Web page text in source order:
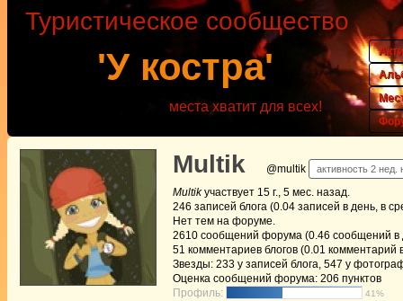
'У костра'
Туристическое сообщество
места хватит для всех!
Multik @multik активность 2 нед.
Multikучаствует 15 г., 5 мес. назад.
246 записей блога (0.04 записей в день, в
Нет тем на форуме.
2610 сообщений форума (0.46 сообщений в
51 комментариев блогов (0.01 комментарий
Звезды: 233 у записей блога, 547 у
Оценка сообщений форума: 206 пунктов
Профиль:
41%